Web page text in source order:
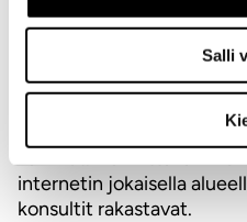
Salli
suoraan edistää
yritykselläsi asiaa
mainontaan. Laita
internet osaksi kaikkea
ymmärtämällä
internetin jokaisella
konsultit rakastavat.